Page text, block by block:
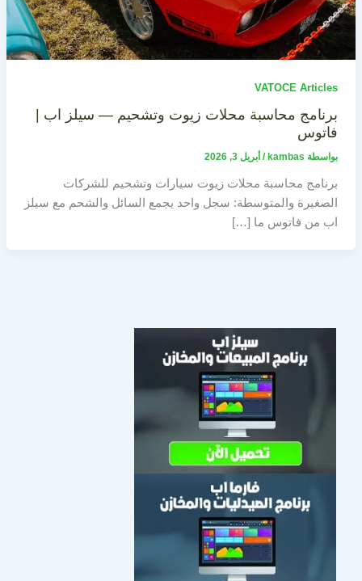
VATOCE Articles
برنامج محاسبة محلات زيوت وتشحيم — سيلز اب |
فاتوس
بواسطة kambas
/ أبريل 3, 2026
برنامج محاسبة محلات زيوت سيارات وتشحيم للشركات
الصغيرة والمتوسطة: سجل واحد يجمع السائل والشحم مع سيلز
اب من فاتوس ما […]